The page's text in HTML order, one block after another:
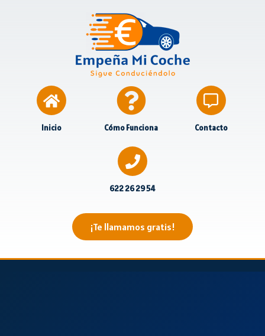
Inicio Cómo Funciona Contacto
622 26 29 54
¡Te llamamos gratis!